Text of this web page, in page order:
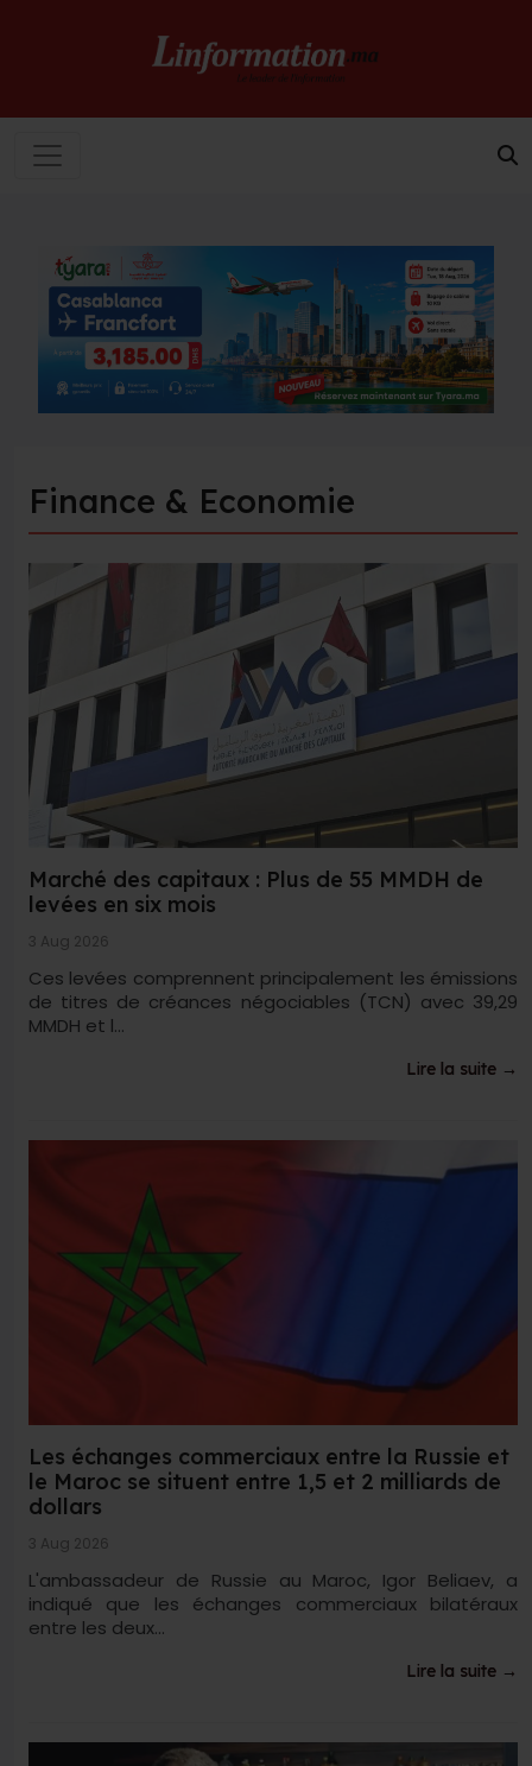
Finance & Economie
Marché des capitaux : Plus de 55 MMDH de
levées en six mois
3 Aug 2026
Ces levées comprennent principalement les émissions
de titres de créances négociables (TCN) avec 39,29
MMDH et l...
Lire la suite →
Les échanges commerciaux entre la Russie et
le Maroc se situent entre 1,5 et 2 milliards de
dollars
3 Aug 2026
L'ambassadeur de Russie au Maroc, Igor Beliaev, a
indiqué que les échanges commerciaux bilatéraux
entre les deux...
Lire la suite →